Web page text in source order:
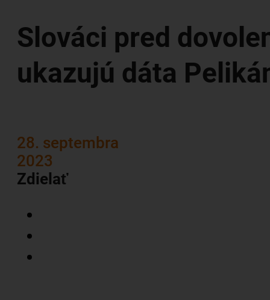
Slováci pred
ukazujú dáta
28. septembra
2023
Zdielať